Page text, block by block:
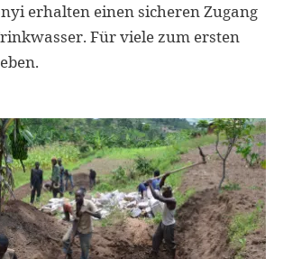
erhalten einen sicheren Zugang
Für viele zum ersten
cookies
and
efficient,
the best
gain new